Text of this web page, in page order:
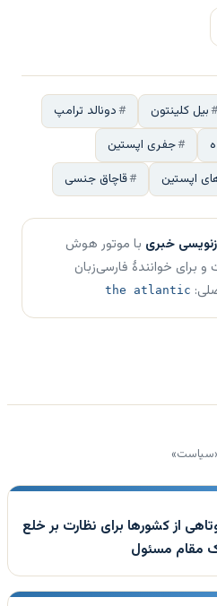
بیل کلینتون
دونالد ترامپ
جفری اپستین
اپستین قاچاق جنسی
خبری با موتور هوش
برای خوانندهٔ فارسی‌زبان
the atlantic
از کشورها برای نظارت بر خلع
مقام مسئول